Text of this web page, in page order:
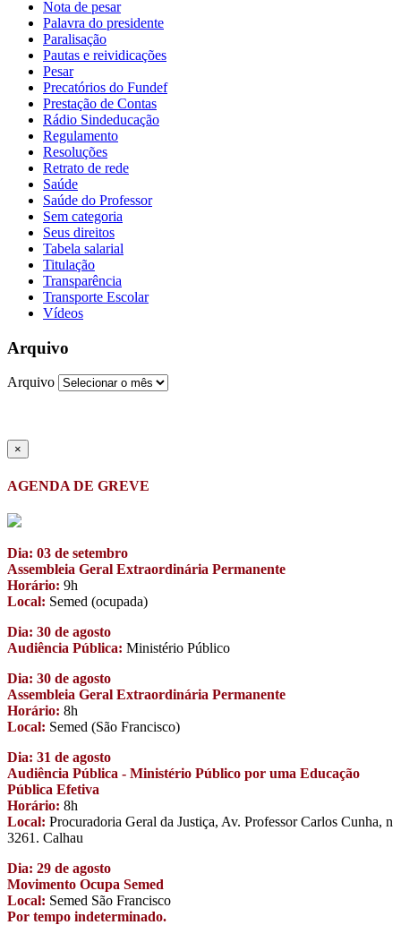
Nota de pesar
Palavra do presidente
Paralisação
Pautas e reividicações
Pesar
Precatórios do Fundef
Prestação de Contas
Rádio Sindeducação
Regulamento
Resoluções
Retrato de rede
Saúde
Saúde do Professor
Sem categoria
Seus direitos
Tabela salarial
Titulação
Transparência
Transporte Escolar
Vídeos
Arquivo
Arquivo
×
AGENDA DE GREVE
Dia: 03 de setembro
Assembleia Geral Extraordinária Permanente
Horário: 9h
Local: Semed (ocupada)
Dia: 30 de agosto
Audiência Pública: Ministério Público
Dia: 30 de agosto
Assembleia Geral Extraordinária Permanente
Horário: 8h
Local: Semed (São Francisco)
Dia: 31 de agosto
Audiência Pública - Ministério Público por uma Educação
Pública Efetiva
Horário: 8h
Local: Procuradoria Geral da Justiça, Av. Professor Carlos Cunha, n
3261. Calhau
Dia: 29 de agosto
Movimento Ocupa Semed
Local: Semed São Francisco
Por tempo indeterminado.